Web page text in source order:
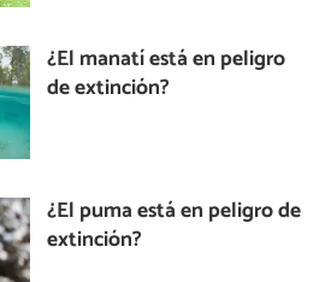
¿El manatí está en peligro
de extinción?
¿El puma está en peligro de
extinción?